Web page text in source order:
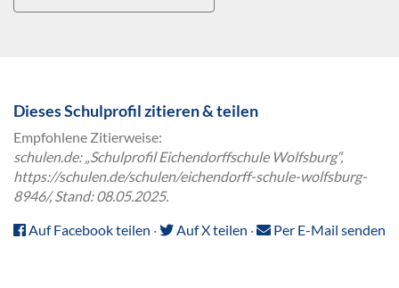
Dieses Schulprofil zitieren & teilen
Empfohlene Zitierweise:
schulen.de: „Schulprofil Eichendorffschule Wolfsburg“,
https://schulen.de/schulen/eichendorff-schule-wolfsburg-
8946/, Stand: 08.05.2025.
Auf Facebook teilen · Auf X teilen · Per E-Mail senden